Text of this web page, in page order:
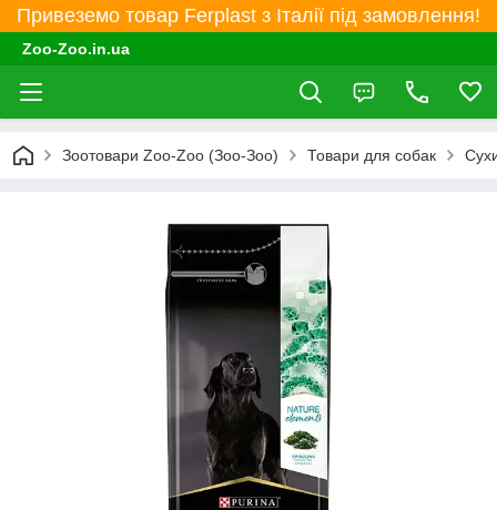
Привеземо товар Ferplast з Італії під замовлення!
Zoo-Zoo.in.ua
Зоотовари Zoo-Zoo (Зоо-Зоо) Товари для собак